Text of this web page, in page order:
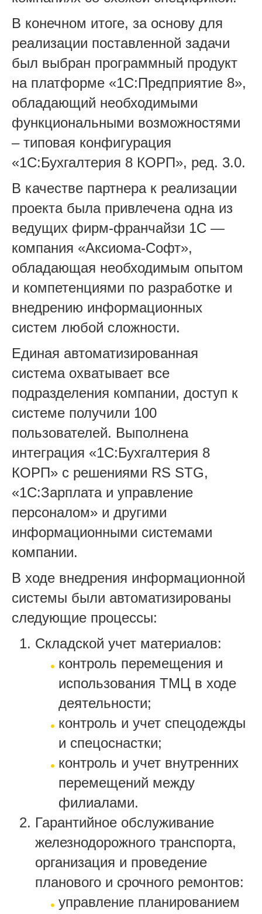
В конечном итоге, за основу для
реализации поставленной задачи
был выбран программный продукт
на платформе «1С:Предприятие 8»,
обладающий необходимыми
функциональными возможностями
– типовая конфигурация
«1С:Бухгалтерия 8 КОРП», ред. 3.0.
В качестве партнера к реализации
проекта была привлечена одна из
ведущих фирм-франчайзи 1С —
компания «Аксиома-Софт»,
обладающая необходимым опытом
и компетенциями по разработке и
внедрению информационных
систем любой сложности.
Единая автоматизированная
система охватывает все
подразделения компании, доступ к
системе получили 100
пользователей. Выполнена
интеграция «1С:Бухгалтерия 8
КОРП» с решениями RS STG,
«1С:Зарплата и управление
персоналом» и другими
информационными системами
компании.
В ходе внедрения информационной
системы были автоматизированы
следующие процессы:
Складской учет материалов:
контроль перемещения и
использования ТМЦ в ходе
деятельности;
контроль и учет спецодежды
и спецоснастки;
контроль и учет внутренних
перемещений между
филиалами.
Гарантийное обслуживание
железнодорожного транспорта,
организация и проведение
планового и срочного ремонтов:
управление планированием